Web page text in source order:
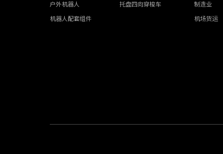
户外机器人
托盘四向穿梭车
机器人配套组件
制造业
机场货运